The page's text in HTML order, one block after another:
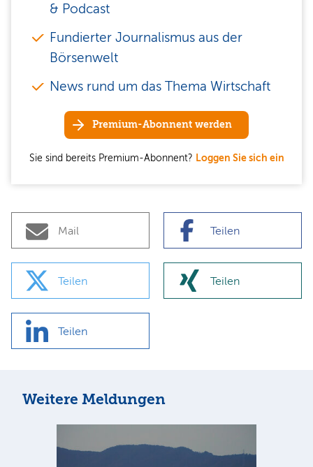
& Podcast
Fundierter Journalismus aus der
Börsenwelt
News rund um das Thema Wirtschaft
Premium-Abonnent werden
Sie sind bereits Premium-Abonnent? Loggen Sie sich ein
Mail Teilen
Teilen Teilen
Teilen
Weitere Meldungen